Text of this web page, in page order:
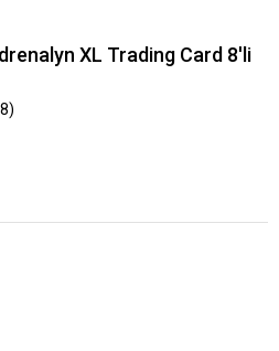
XL Trading Card 8'li